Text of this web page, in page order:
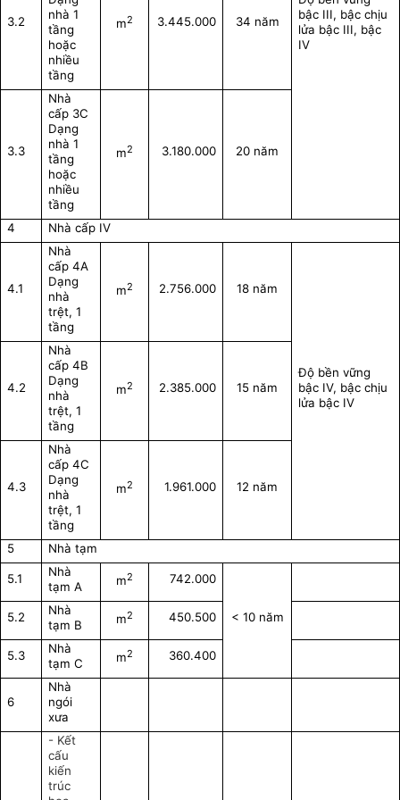
bậc III, bậc chịu
lửa bậc III, bậc
IV
3.2
nhà 1
tầng
hoặc
nhiều
tầng
m2 3.445.000 34 năm
3.3
Nhà
cấp 3C
Dạng
nhà 1
tầng
hoặc
nhiều
tầng
m2 3.180.000 20 năm
4 Nhà cấp IV
4.1
Nhà
cấp 4A
Dạng
nhà
trệt, 1
tầng
m2 2.756.000 18 năm
Độ bền vững
bậc IV, bậc chịu
lửa bậc IV
4.2
Nhà
cấp 4B
Dạng
nhà
trệt, 1
tầng
m2 2.385.000 15 năm
4.3
Nhà
cấp 4C
Dạng
nhà
trệt, 1
tầng
m2 1.961.000 12 năm
5 Nhà tạm
5.1
Nhà
tạm A
m2 742.000
< 10 năm
5.2
Nhà
tạm B
m2 450.500
5.3
Nhà
tạm C
m2 360.400
6
Nhà
ngói
xưa
- Kết
cấu
kiến
trúc